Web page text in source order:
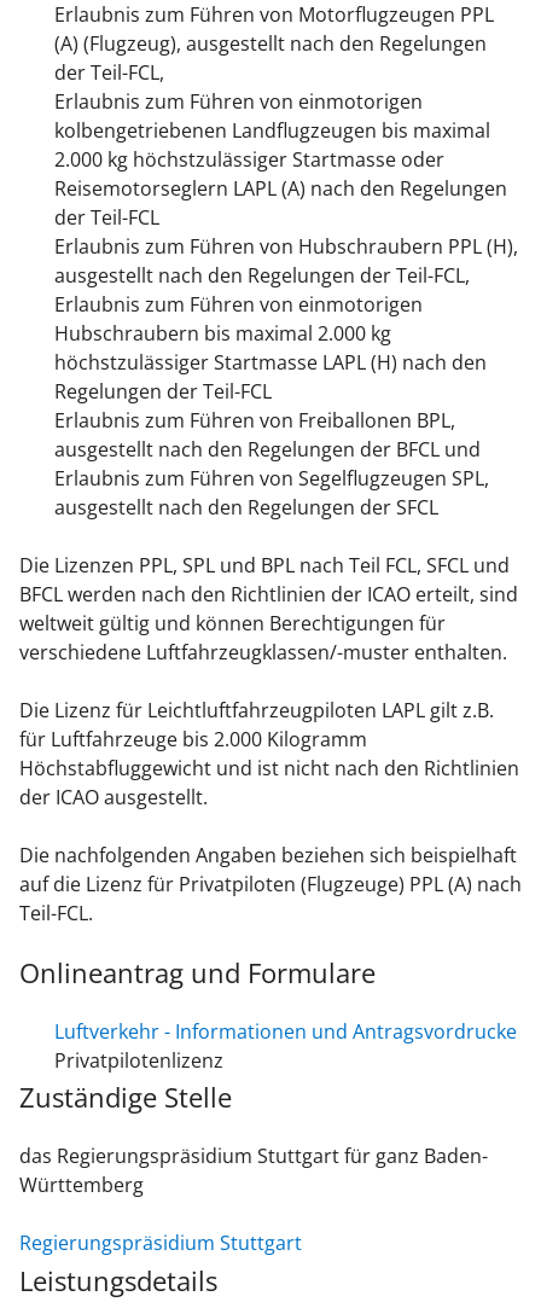
Erlaubnis zum Führen von Motorflugzeugen PPL
(A) (Flugzeug), ausgestellt nach den Regelungen
der Teil-FCL,
Erlaubnis zum Führen von einmotorigen
kolbengetriebenen Landflugzeugen bis maximal
2.000 kg höchstzulässiger Startmasse oder
Reisemotorseglern LAPL (A) nach den Regelungen
der Teil-FCL
Erlaubnis zum Führen von Hubschraubern PPL (H),
ausgestellt nach den Regelungen der Teil-FCL,
Erlaubnis zum Führen von einmotorigen
Hubschraubern bis maximal 2.000 kg
höchstzulässiger Startmasse LAPL (H) nach den
Regelungen der Teil-FCL
Erlaubnis zum Führen von Freiballonen BPL,
ausgestellt nach den Regelungen der BFCL und
Erlaubnis zum Führen von Segelflugzeugen SPL,
ausgestellt nach den Regelungen der SFCL
Die Lizenzen PPL, SPL und BPL nach Teil FCL, SFCL und
BFCL werden nach den Richtlinien der ICAO erteilt, sind
weltweit gültig und können Berechtigungen für
verschiedene Luftfahrzeugklassen/-muster enthalten.
Die Lizenz für Leichtluftfahrzeugpiloten LAPL gilt z.B.
für Luftfahrzeuge bis 2.000 Kilogramm
Höchstabfluggewicht und ist nicht nach den Richtlinien
der ICAO ausgestellt.
Die nachfolgenden Angaben beziehen sich beispielhaft
auf die Lizenz für Privatpiloten (Flugzeuge) PPL (A) nach
Teil-FCL.
Onlineantrag und Formulare
Luftverkehr - Informationen und Antragsvordrucke
Privatpilotenlizenz
Zuständige Stelle
das Regierungspräsidium Stuttgart für ganz Baden-
Württemberg
Regierungspräsidium Stuttgart
Leistungsdetails